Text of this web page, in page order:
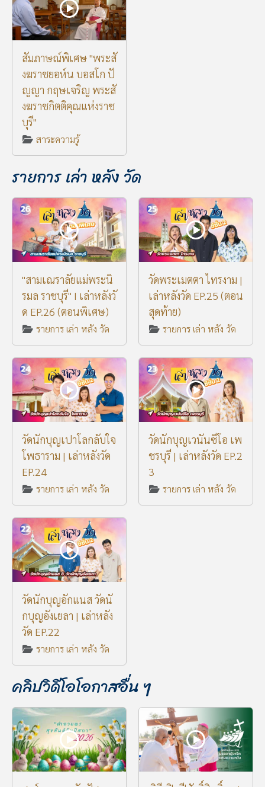
สัมภาษณ์พิเศษ "พระสั
งฆราชยอห์น บอสโก ปั
ญญา กฤษเจริญ พระสั
งฆราชกิตติคุณแห่งราช
บุรี"
สาระความรู้
รายการ เล่า หลัง วัด
"สามเณราลัยแม่พระนิ
รมล ราชบุรี" I เล่าหลังวั
ด EP.26 (ตอนพิเศษ)
รายการ เล่า หลัง วัด
วัดพระเมตตา ไทรงาม |
เล่าหลังวัด EP.25 (ตอน
สุดท้าย)
รายการ เล่า หลัง วัด
วัดนักบุญเปาโลกลับใจ
โพธาราม | เล่าหลังวัด
EP.24
รายการ เล่า หลัง วัด
วัดนักบุญเวนันซีโอ เพ
ชรบุรี | เล่าหลังวัด EP.2
3
รายการ เล่า หลัง วัด
วัดนักบุญอักแนส วัดนั
กบุญอังเยลา | เล่าหลัง
วัด EP.22
รายการ เล่า หลัง วัด
คลิปวิดีโอโอกาสอื่น ๆ